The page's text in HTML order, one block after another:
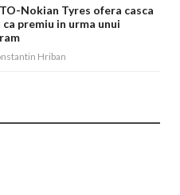
Nokian Tyres ofera casca
premiu in urma unui
Hriban